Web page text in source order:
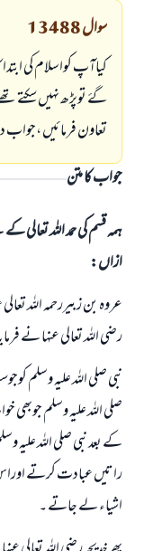
سوال13488
کیاآپ کواسلام کی
گۓ توپڑھ نہیں سکتے
تعاون فرمائيں ،جواب
جواب کا متن
ہمہ قسم کی حمد اللہ تعالی
ازاں:
عروہ بن زبیررحمہ اللہ
رضي اللہ تعالی عنہا نے
نبی صلی اللہ علیہ وسلم
صلی اللہ علیہ وسلم جوبھی
کے بعد نبی صلی اللہ علیہ
راتیں عبادت کرتے
اشیاء لے جاتے ۔